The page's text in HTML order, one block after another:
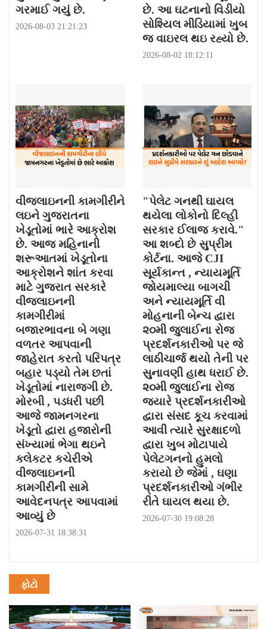
ગરમાઈ ગયું છે.
2026-08-03 21:21:23
છે. આ ઘટનાનો વિડીયો
સોશ્યિલ મીડિયામાં ખુબ
જ વાઇરલ થઇ રહ્યો છે.
2026-08-02 18:12:11
વીજલાઇનની કામગીરીને
લઇને ગુજરાતના
ખેડૂતોમાં ભારે આક્રોશ
છે. આજ મહિનાની
શરૂઆતમાં ખેડૂતોના
આક્રોશને શાંત કરવા
માટે ગુજરાત સરકારે
વીજલાઇનની
કામગીરીમાં
બજારભાવના બે ગણા
વળતર આપવાની
જાહેરાત કરતો પરિપત્ર
બહાર પડ્યો તેમ છતાં
ખેડૂતોમાં નારાજગી છે.
મોરબી , પડધરી પછી
આજે જામનગરના
ખેડૂતો દ્વારા હજારોની
સંખ્યામાં ભેગા થઇને
કલેકટર કચેરીએ
વીજલાઇનની
કામગીરીની સામે
આવેદનપત્ર આપવામાં
આવ્યું છે
2026-07-31 18:38:31
"પેલેટ ગનથી ઘાયલ
થયેલા લોકોનો દિલ્હી
સરકાર ઈલાજ કરાવે."
આ શબ્દો છે સુપ્રીમ
કોર્ટના. આજે CJI
સૂર્યકાન્ત , ન્યાયમૂર્તિ
જોયમાલ્યા બાગચી
અને ન્યાયમૂર્તિ વી
મોહનાની બેન્ચ દ્વારા
૨૦મી જુલાઈના રોજ
પ્રદર્શનકારીઓ પર જે
લાઠીચાર્જ થયો તેની પર
સુનાવણી હાથ ધરાઈ છે.
૨૦મી જુલાઈના રોજ
જયારે પ્રદર્શનકારીઓ
દ્વારા સંસદ કૂચ કરવામાં
આવી ત્યારે સુરક્ષાદળો
દ્વારા ખુબ મોટાપાયે
પેલેટગનનો હુમલો
કરાયો છે જેમાં , ઘણા
પ્રદર્શનકારીઓ ગંભીર
રીતે ઘાયલ થયા છે.
2026-07-30 19:08:28
ફોટો